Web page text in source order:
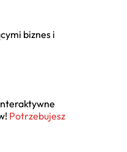
biznes i
Potrzebujesz